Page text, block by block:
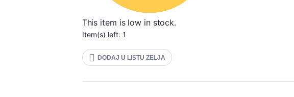
This item is low in stock.
Item(s) left: 1
DODAJ U LISTU ZELJA